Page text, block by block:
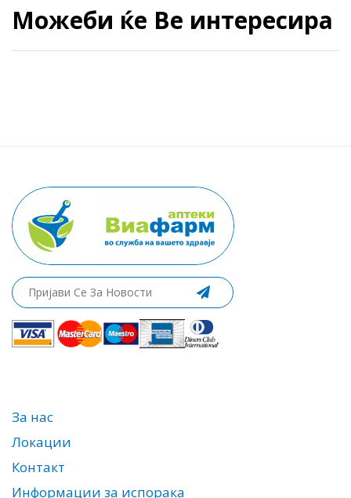
Можеби ќе Ве интересира
За нас
Локации
Контакт
Информации за испорака